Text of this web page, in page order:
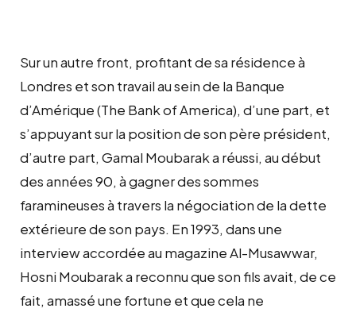
Sur un autre front, profitant de sa résidence à
Londres et son travail au sein de la Banque
d’Amérique (The Bank of America), d’une part, et
s’appuyant sur la position de son père président,
d’autre part, Gamal Moubarak a réussi, au début
des années 90, à gagner des sommes
faramineuses à travers la négociation de la dette
extérieure de son pays. En 1993, dans une
interview accordée au magazine Al-Musawwar,
Hosni Moubarak a reconnu que son fils avait, de ce
fait, amassé une fortune et que cela ne